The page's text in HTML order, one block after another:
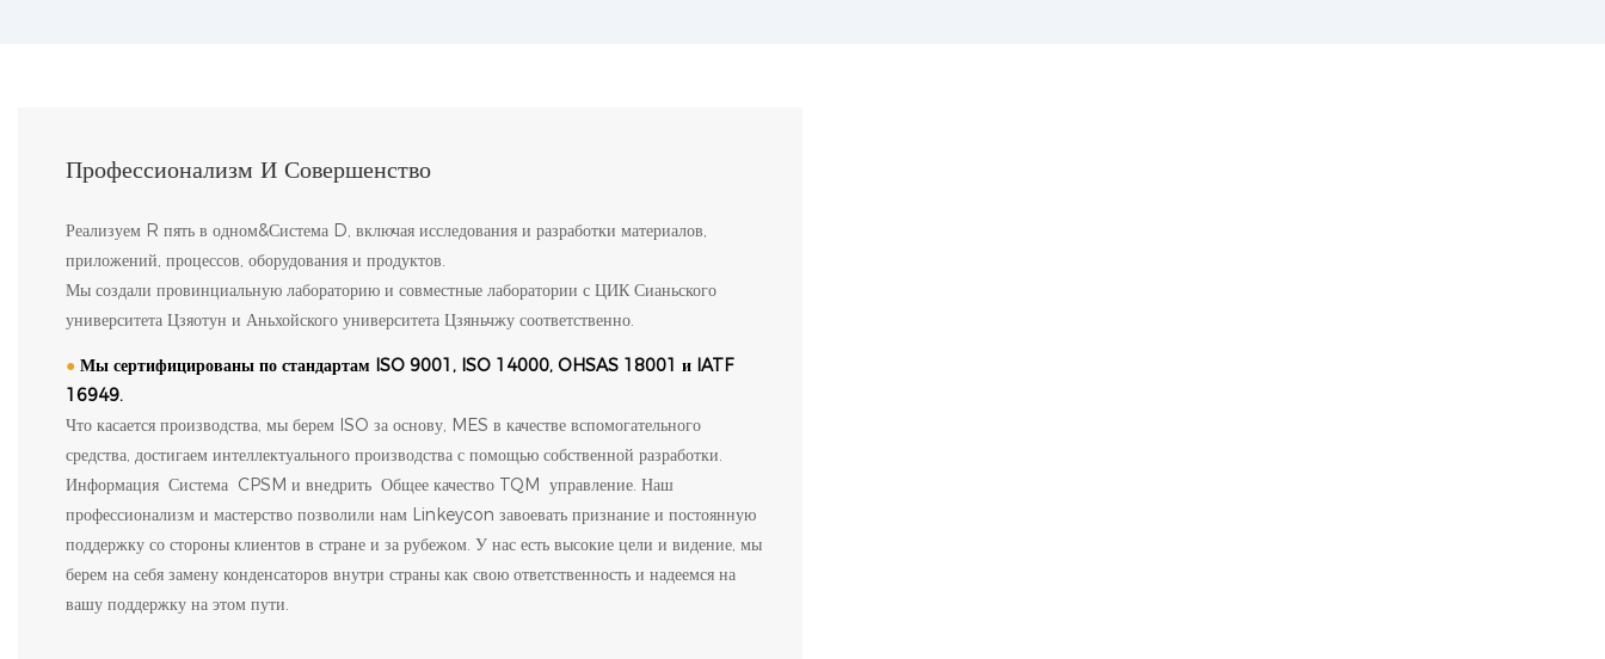
Профессионализм И Совершенство
Реализуем R пять в одном&Система D, включая исследования и разработки материалов,
приложений, процессов, оборудования и продуктов.
Мы создали провинциальную лабораторию и совместные лаборатории с ЦИК Сианьского
университета Цзяотун и Аньхойского университета Цзяньчжу соответственно.
●Мы сертифицированы по стандартам ISO 9001, ISO 14000, OHSAS 18001 и IATF
16949.
Что касается производства, мы берем ISO за основу, MES в качестве вспомогательного
средства, достигаем интеллектуального производства с помощью собственной разработки.
Информация Система CPSM и внедрить Общее качество TQM управление. Наш
профессионализм и мастерство позволили нам Linkeycon завоевать признание и постоянную
поддержку со стороны клиентов в стране и за рубежом. У нас есть высокие цели и видение, мы
берем на себя замену конденсаторов внутри страны как свою ответственность и надеемся на
вашу поддержку на этом пути.